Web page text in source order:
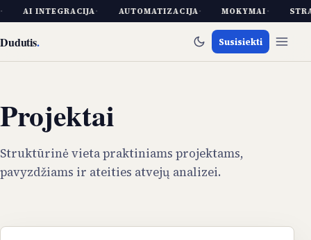
AI INTEGRACIJA· AUTOMATIZACIJA· MOKYMAI·
Dudutis. Susisiekti
Projektai
Struktūrinė vieta praktiniams projektams,
pavyzdžiams ir ateities atvejų analizei.